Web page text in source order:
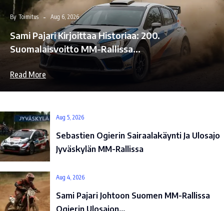
By Toimitus Aug 6, 2026
Sami Pajari Kirjoittaa Historiaa: 200.
Suomalaisvoitto MM-Rallissa…
Read More
Aug 5, 2026
Sebastien Ogierin Sairaalakäynti Ja Ulosajo
Jyväskylän MM-Rallissa
Aug 4, 2026
Sami Pajari Johtoon Suomen MM-Rallissa
Ogierin Ulosajon…